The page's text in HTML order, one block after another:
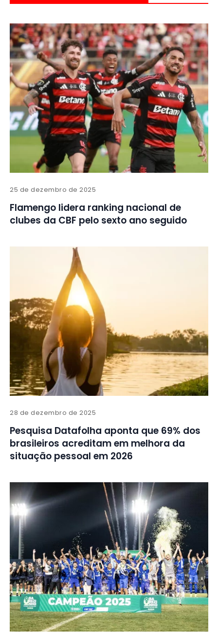
25 de dezembro de 2025
Flamengo lidera ranking nacional de
clubes da CBF pelo sexto ano seguido
28 de dezembro de 2025
Pesquisa Datafolha aponta que 69% dos
brasileiros acreditam em melhora da
situação pessoal em 2026